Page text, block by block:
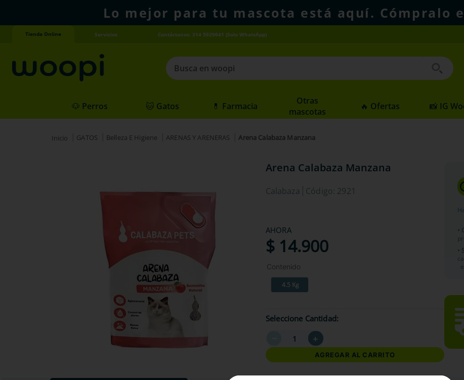
Lo mejor para tu mascota está aquí. Cómpralo
Tienda Online Servicios Contáctanos: 314 5929641 (Solo WhatsApp)
Busca en woopi
1
agility gold
🐶 Perros 🐱 Gatos 💊 Farmacia
Otras
mascotas
🔥 Ofertas 📸 IG
GATOS Belleza E Higiene ARENAS Y ARENERAS Arena Calabaza Manzana
Arena Calabaza Manzana
Calabaza Código: 2921
AHORA
$ 14.900
Contenido
4.5 Kg
Seleccione Cantidad
＋
AGREGAR AL CARRITO
•
•